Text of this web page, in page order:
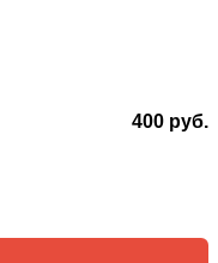
400 руб.